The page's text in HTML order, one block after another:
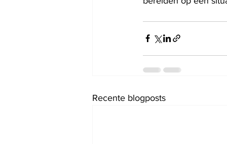
Recente blogposts